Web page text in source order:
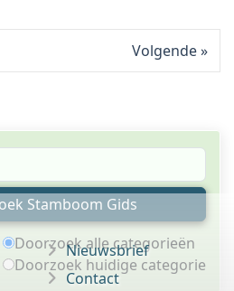
Volgende
Stamboom Gids
Doorzoek alle categorieën
Doorzoek huidige categorie
Nieuwsbrief
Contact